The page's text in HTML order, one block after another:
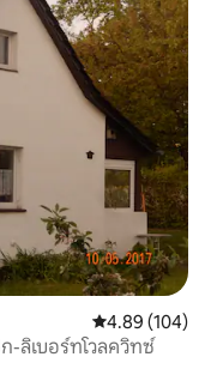
คะแนนเฉลี่ย
4.89 (104)
-ลิเบอร์ทโวลควิทซ์